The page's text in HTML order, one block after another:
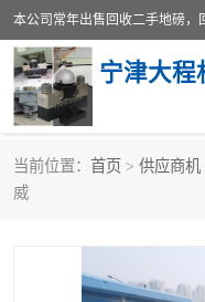
宁津大程
当前位置： 首页 > 供应商机
威
地磅传感器